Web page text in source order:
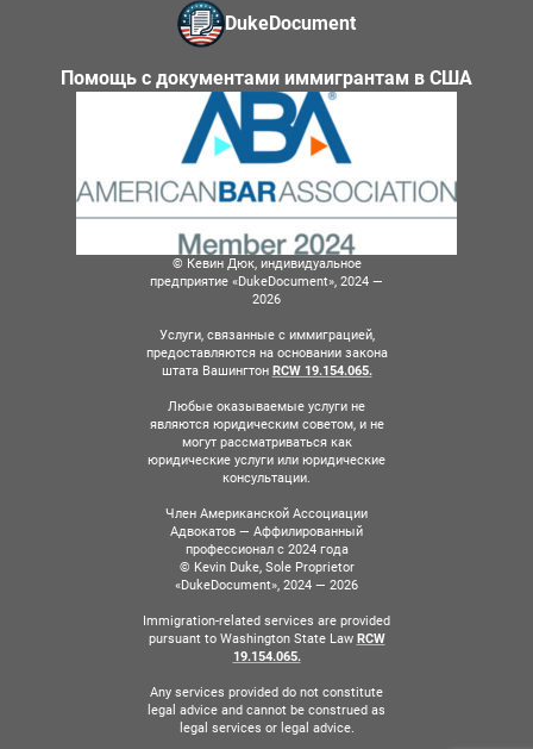
DukeDocument
Помощь с документами иммигрантам в США
© Кевин Дюк, индивидуальное
предприятие «DukeDocument», 2024 —
2026
Услуги, связанные с иммиграцией,
предоставляются на основании закона
штата Вашингтон RCW 19.154.065.
Любые оказываемые услуги не
являются юридическим советом, и не
могут рассматриваться как
юридические услуги или юридические
консультации.
Член Американской Ассоциации
Адвокатов — Аффилированный
профессионал с 2024 года
© Kevin Duke, Sole Proprietor
«DukeDocument», 2024 — 2026
Immigration-related services are provided
pursuant to Washington State Law RCW
19.154.065.
Any services provided do not constitute
legal advice and cannot be construed as
legal services or legal advice.